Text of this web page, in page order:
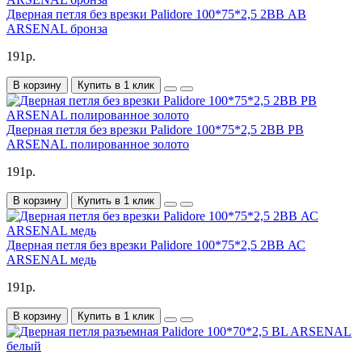
Дверная петля без врезки Palidore 100*75*2,5 2ВВ АВ
ARSENAL бронза
191р.
В корзину Купить в 1 клик
Дверная петля без врезки Palidore 100*75*2,5 2ВВ РВ
ARSENAL полированное золото
191р.
В корзину Купить в 1 клик
Дверная петля без врезки Palidore 100*75*2,5 2ВВ АС
ARSENAL медь
191р.
В корзину Купить в 1 клик